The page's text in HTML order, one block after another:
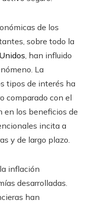
de los
sobre todo la
, han influido
La
tipos de interés ha
comparado con el
en los beneficios de
incita a
y de largo plazo.
inflación
desarrolladas.
han